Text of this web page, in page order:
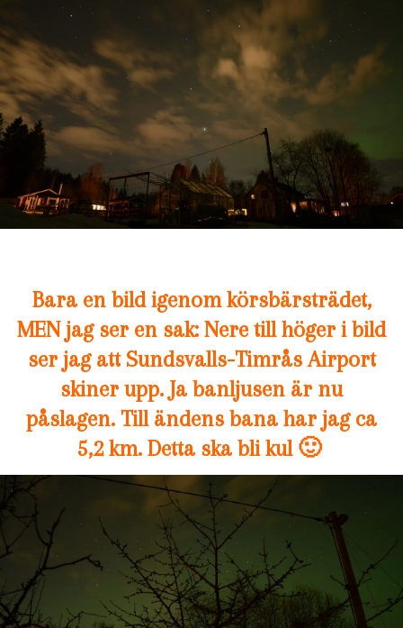
Bara en bild igenom körsbärsträdet,
MEN jag ser en sak: Nere till höger i bild
ser jag att Sundsvalls-Timrås Airport
skiner upp. Ja banljusen är nu
påslagen. Till ändens bana har jag ca
5,2 km. Detta ska bli kul 🙂